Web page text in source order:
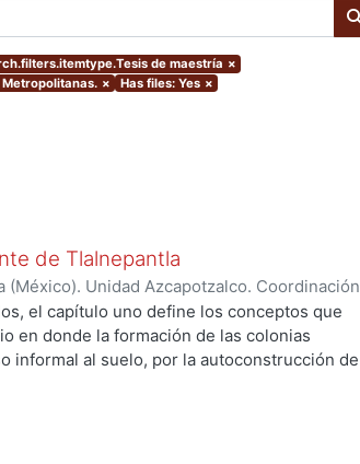
de maestría ×
× Has files: Yes ×
de Tlalnepantla
Unidad Azcapotzalco. Coordinación
19) Ayala Cerritos, María Teresa
el capítulo uno define los conceptos que
en donde la formación de las colonias
informal al suelo, por la autoconstrucción de